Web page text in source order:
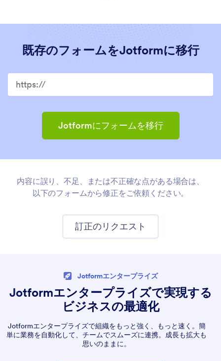
既存のフォームをJotformに移行
Jotformにフォームを移行
内容に誤り、不足、または不正確な点がある場合は、
以下のフォームから修正をご依頼ください。
訂正のリクエスト
Jotformエンタープライズ
Jotformエンタープライズで実現する
ビジネスの最適化
Jotformエンタープライズで組織をもっと強く、もっと速く。簡
単に業務を自動化して、チームでスムーズに連携。成長も拡大も
思いのままに。